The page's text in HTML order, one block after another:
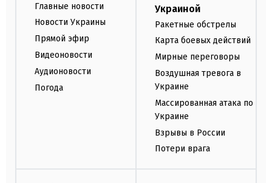
Главные новости
Новости Украины
Прямой эфир
Видеоновости
Аудионовости
Погода
Украиной
Ракетные обстрелы
Карта боевых действий
Мирные переговоры
Воздушная тревога в
Украине
Массированная атака по
Украине
Взрывы в России
Потери врага